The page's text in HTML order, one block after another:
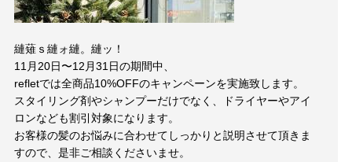
Movie 映像
EC 商品
Voice お客様の声
縺薙ｓ縺ォ縺。縺ッ！
11月20日〜12月31日の期間中、
refletでは全商品10%OFFのキャンペーンを実施致します。
スタイリング剤やシャンプーだけでなく、ドライヤーやアイ
ロンなども割引対象になります。
お客様の髪のお悩みに合わせてしっかりと説明させて頂きま
すので、是非ご相談くださいませ。